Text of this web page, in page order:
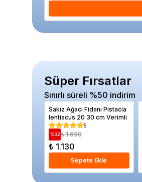
Süper Fırsatlar
Sınırlı süreli %50 indirim
Sakız Ağacı Fidanı Pistacia
lentiscus 20 30 cm Verimli
5
%32 ₺ 1.650
₺ 1.130
Sepete Ekle